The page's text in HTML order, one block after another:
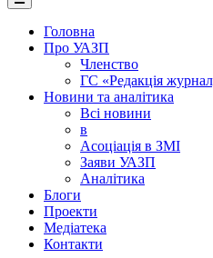
Головна
Про УАЗП
Членство
ГС «Редакція
Новини та аналітика
Всі новини
в
Асоціація в ЗМІ
Заяви УАЗП
Аналітика
Блоги
Проекти
Медіатека
Контакти